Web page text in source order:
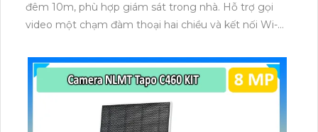
đêm 10m, phù hợp giám sát trong nhà. Hỗ trợ gọi
video một chạm đàm thoại hai chiều và kết nối Wi-Fi
microSD tối đa 256GB hoặc lưu đám mây dễ lắp đặt
cho gia đình và văn phòng nhỏ.